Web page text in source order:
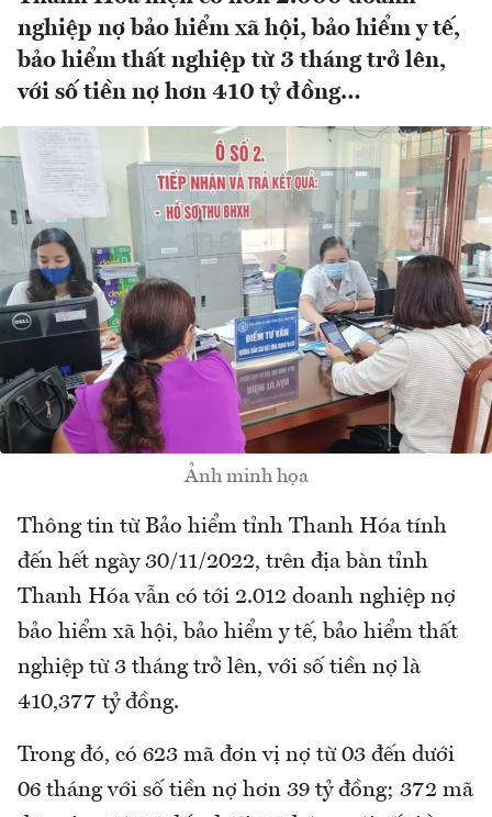
nghiệp nợ bảo hiểm xã hội, bảo hiểm y tế,
bảo hiểm thất nghiệp từ 3 tháng trở lên,
với số tiền nợ hơn 410 tỷ đồng…
Ảnh minh họa
Thông tin từ Bảo hiểm tỉnh Thanh Hóa tính
đến hết ngày 30/11/2022, trên địa bàn tỉnh
Thanh Hóa vẫn có tới 2.012 doanh nghiệp nợ
bảo hiểm xã hội, bảo hiểm y tế, bảo hiểm thất
nghiệp từ 3 tháng trở lên, với số tiền nợ là
410,377 tỷ đồng.
Trong đó, có 623 mã đơn vị nợ từ 03 đến dưới
06 tháng với số tiền nợ hơn 39 tỷ đồng; 372 mã